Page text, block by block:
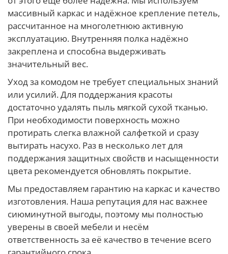
массивный каркас и надёжное крепление петель,
рассчитанное на многолетнюю активную
эксплуатацию. Внутренняя полка надёжно
закреплена и способна выдерживать
значительный вес.
Уход за комодом не требует специальных знаний
или усилий. Для поддержания красоты
достаточно удалять пыль мягкой сухой тканью.
При необходимости поверхность можно
протирать слегка влажной салфеткой и сразу
вытирать насухо. Раз в несколько лет для
поддержания защитных свойств и насыщенности
цвета рекомендуется обновлять покрытие.
Мы предоставляем гарантию на каркас и качество
изготовления. Наша репутация для нас важнее
сиюминутной выгоды, поэтому мы полностью
уверены в своей мебели и несём
ответственность за её качество в течение всего